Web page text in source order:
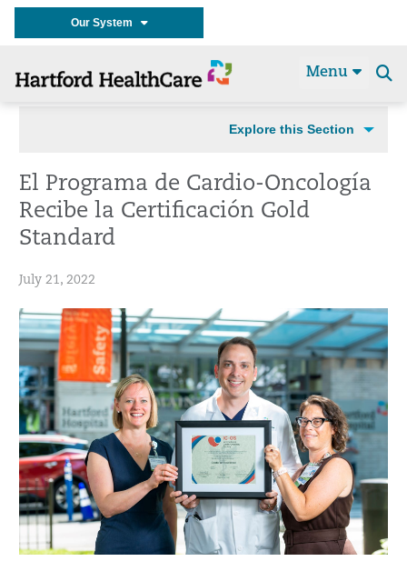
Our System
Menu
Explore this Section
El Programa de Cardio-Oncología
Recibe la Certificación Gold
Standard
July 21, 2022